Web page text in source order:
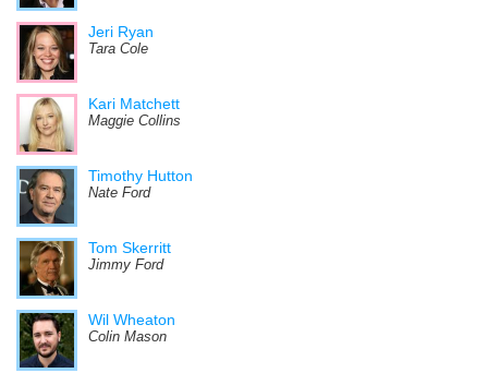
Jeri Ryan
Tara Cole
Kari Matchett
Maggie Collins
Timothy Hutton
Nate Ford
Tom Skerritt
Jimmy Ford
Wil Wheaton
Colin Mason